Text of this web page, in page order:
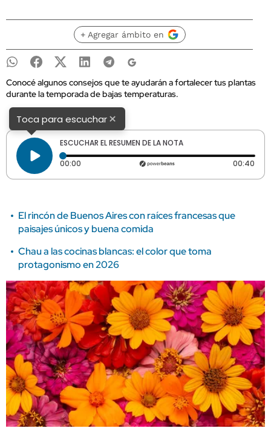
+ Agregar ámbito en
Conocé algunos consejos que te ayudarán a fortalecer tus plantas
durante la temporada de bajas temperaturas.
Toca para escuchar×
ESCUCHAR EL RESUMEN DE LA NOTA
00:00 Tiempo transcurrido: 0 segundos 00:40
El rincón de Buenos Aires con raíces francesas que
paisajes únicos y buena comida
Chau a las cocinas blancas: el color que toma
protagonismo en 2026